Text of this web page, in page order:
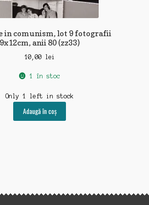
in comunism, lot 9 fotografii
9x12cm, anii 80 (zz33)
10,00 lei
1 în stoc
Only 1 left in stock
Adaugă în coș